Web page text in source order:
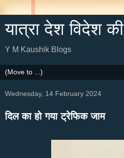
यात्रा देश विदेश की
Y M Kaushik Blogs
Wednesday, 14 February 2024
दिल का हो गया ट्रेफिक जाम